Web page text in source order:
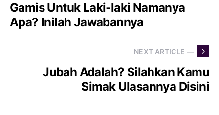
Gamis Untuk Laki-laki Namanya
Apa? Inilah Jawabannya
NEXT ARTICLE —
Jubah Adalah? Silahkan Kamu
Simak Ulasannya Disini